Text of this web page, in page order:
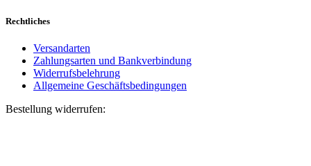
Rechtliches
Versandarten
Zahlungsarten und Bankverbindung
Widerrufsbelehrung
Allgemeine Geschäftsbedingungen
Bestellung widerrufen: